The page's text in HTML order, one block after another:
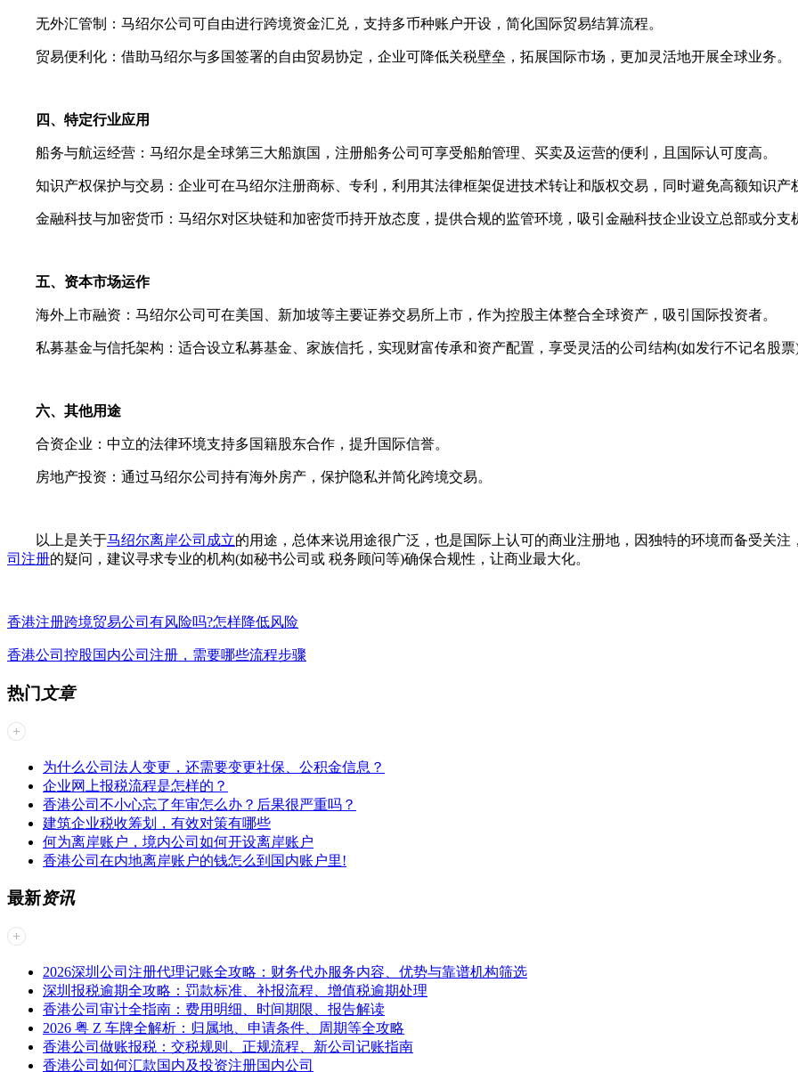
无外汇管制：马绍尔公司可自由进行跨境资金汇兑，支持多币种账户开设，简化国际贸易结算流程。
贸易便利化：借助马绍尔与多国签署的自由贸易协定，企业可降低关税壁垒，拓展国际市场，更加灵活地开展全球业务。
四、特定行业应用
船务与航运经营：马绍尔是全球第三大船旗国，注册船务公司可享受船舶管理、买卖及运营的便利，且国际认可度高。
知识产权保护与交易：企业可在马绍尔注册商标、专利，利用其法律框架促进技术转让和版权交易，同时避免高额知识产
金融科技与加密货币：马绍尔对区块链和加密货币持开放态度，提供合规的监管环境，吸引金融科技企业设立总部或分支
五、资本市场运作
海外上市融资：马绍尔公司可在美国、新加坡等主要证券交易所上市，作为控股主体整合全球资产，吸引国际投资者。
私募基金与信托架构：适合设立私募基金、家族信托，实现财富传承和资产配置，享受灵活的公司结构(如发行不记名股票)
六、其他用途
合资企业：中立的法律环境支持多国籍股东合作，提升国际信誉。
房地产投资：通过马绍尔公司持有海外房产，保护隐私并简化跨境交易。
以上是关于马绍尔离岸公司成立的用途，总体来说用途很广泛，也是国际上认可的商业注册地，因独特的环境而备受关
司注册的疑问，建议寻求专业的机构(如秘书公司或 税务顾问等)确保合规性，让商业最大化。
香港注册跨境贸易公司有风险吗?怎样降低风险
香港公司控股国内公司注册，需要哪些流程步骤
热门 文章
为什么公司法人变更，还需要变更社保、公积金信息？
企业网上报税流程是怎样的？
香港公司不小心忘了年审怎么办？后果很严重吗？
建筑企业税收筹划，有效对策有哪些
何为离岸账户，境内公司如何开设离岸账户
香港公司在内地离岸账户的钱怎么到国内账户里!
最新资讯
2026深圳公司注册代理记账全攻略：财务代办服务内容、优势与靠谱机构筛选
深圳报税逾期全攻略：罚款标准、补报流程、增值税逾期处理
香港公司审计全指南：费用明细、时间期限、报告解读
2026 粤 Z 车牌全解析：归属地、申请条件、周期等全攻略
香港公司做账报税：交税规则、正规流程、新公司记账指南
香港公司如何汇款国内及投资注册国内公司